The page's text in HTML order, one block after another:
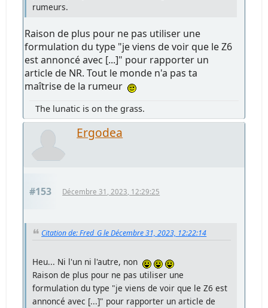
rumeurs.
Raison de plus pour ne pas utiliser une
formulation du type "je viens de voir que le Z6
est annoncé avec [...]" pour rapporter un
article de NR. Tout le monde n'a pas ta
maîtrise de la rumeur
The lunatic is on the grass.
Ergodea
#153 Décembre 31, 2023, 12:29:25
Citation de: Fred_G le Décembre 31, 2023, 12:22:14
Heu... Ni l'un ni l'autre, non
Raison de plus pour ne pas utiliser une
formulation du type "je viens de voir que le Z6 est
annoncé avec [...]" pour rapporter un article de